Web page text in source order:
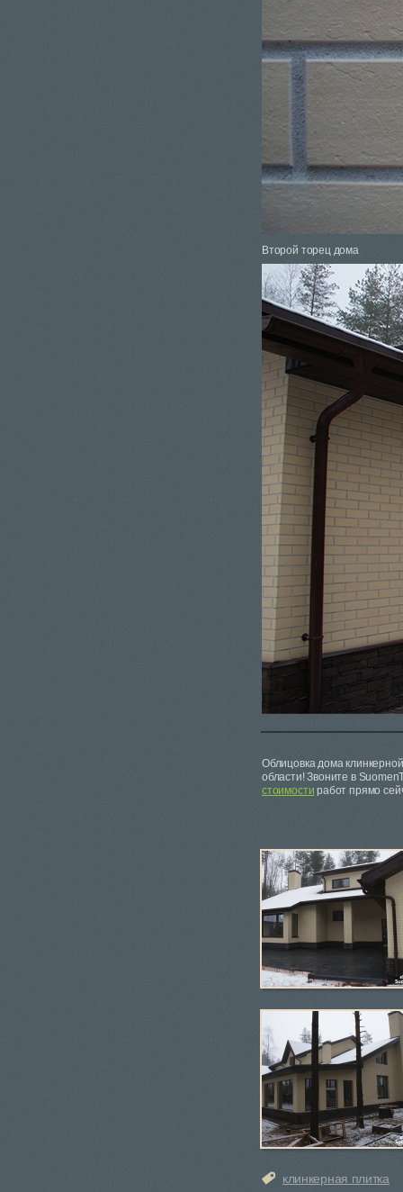
Второй торец дома
Облицовка дома
области! Звоните в
стоимости работ прямо
клинкерная плитка